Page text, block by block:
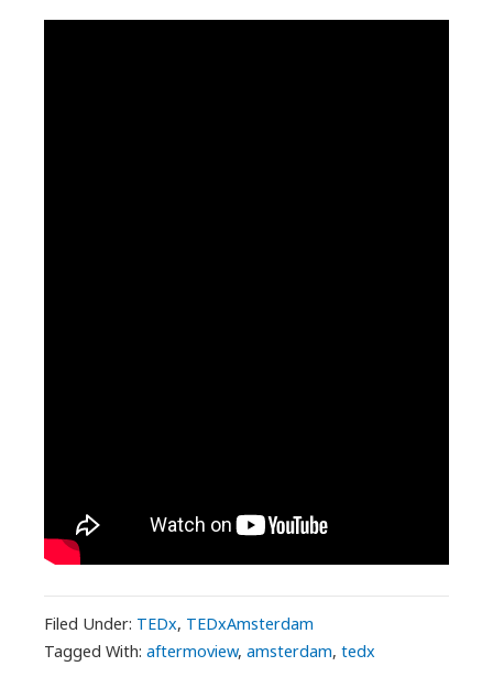
Filed Under: TEDx, TEDxAmsterdam
Tagged With: aftermoview, amsterdam, tedx